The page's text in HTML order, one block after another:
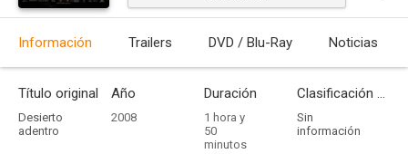
Información Trailers DVD / Blu-Ray Noticias
Título original
Desierto
adentro
Año
2008
Duración
1 hora y
50
minutos
Clasificación por edades
Sin
información